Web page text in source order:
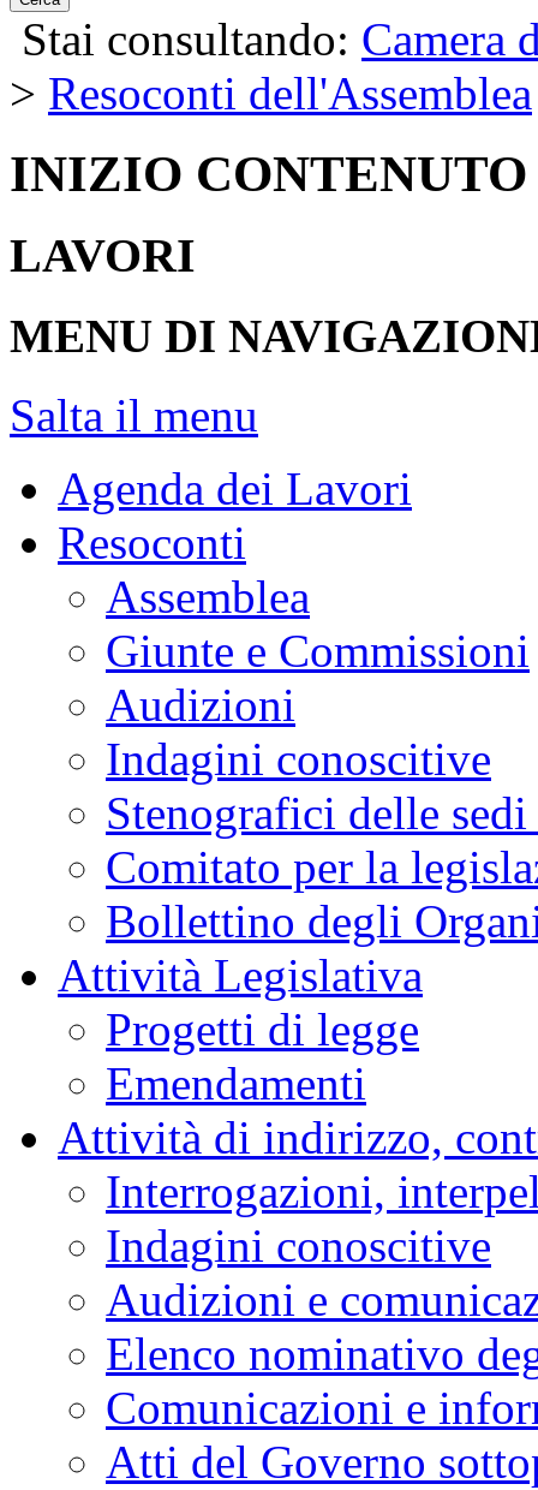
Stai consultando: Camera
> Resoconti dell'Assemblea
INIZIO CONTENUTO
LAVORI
MENU DI
Salta il menu
Agenda dei Lavori
Resoconti
Assemblea
Giunte e Commissioni
Audizioni
Indagini conoscitive
Stenografici delle
Comitato per la
Bollettino degli
Attività Legislativa
Progetti di legge
Emendamenti
Attività di indirizzo,
Interrogazioni,
Indagini conoscitive
Audizioni e
Elenco nominativo
Comunicazioni e
Atti del Governo